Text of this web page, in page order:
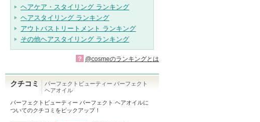
ヘアケア・スタイリング ランキング
ヘアスタイリング ランキング
アウトバストリートメント ランキング
その他ヘアスタイリング ランキング
? @cosmeのランキングとは
クチコミ
パーフェクトビューティー パーフェクト
ヘアオイル
パーフェクトビューティー パーフェクト ヘアオイルに
ついてのクチコミをピックアップ！